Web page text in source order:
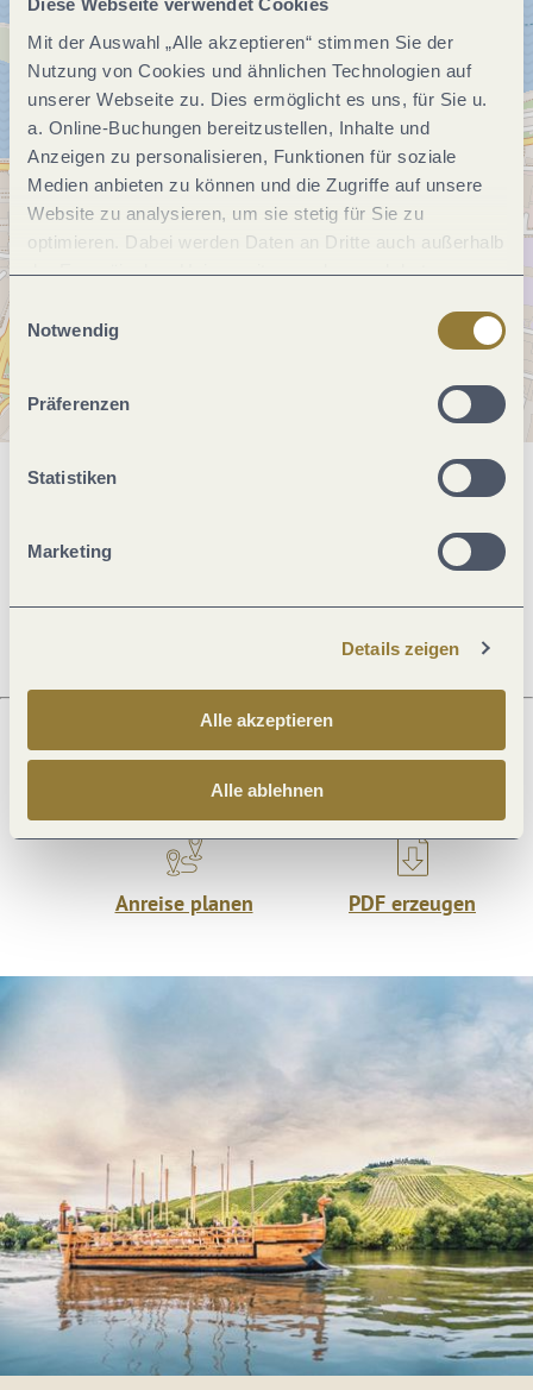
Diese Webseite verwendet Cookies
Mit der Auswahl „Alle akzeptieren“ stimmen Sie der
Nutzung von Cookies und ähnlichen Technologien auf
unserer Webseite zu. Dies ermöglicht es uns, für Sie u.
a. Online-Buchungen bereitzustellen, Inhalte und
Anzeigen zu personalisieren, Funktionen für soziale
Medien anbieten zu können und die Zugriffe auf unsere
Website zu analysieren, um sie stetig für Sie zu
optimieren. Dabei werden Daten an Dritte auch außerhalb
der Europäischen Union weitergegeben und dort
jederzeit widerrufen werden. Mit der Auswahl "Alle
ablehnen" kann es zu Beeinträchtigungen in der Nutzung
Einwilligungsauswahl
Notwendig
Präferenzen
Statistiken
Marketing
Details zeigen
Alle akzeptieren
Alle ablehnen
Allgemeine Informationen
Anreise planen PDF erzeugen